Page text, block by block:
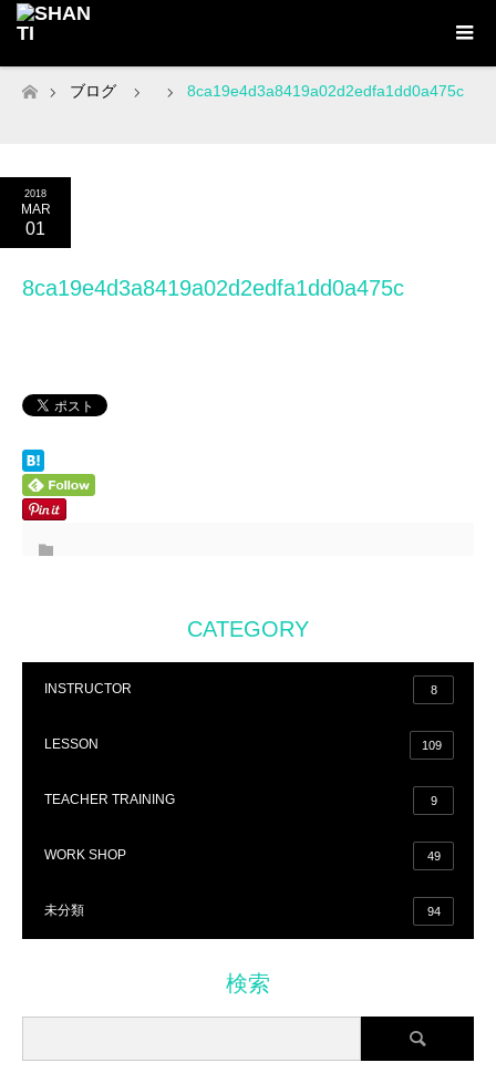
ホーム
ブログ 8ca19e4d3a8419a02d2edfa1dd0a475c
2018
MAR
01
8ca19e4d3a8419a02d2edfa1dd0a475c
CATEGORY
INSTRUCTOR 8
LESSON 109
TEACHER TRAINING 9
WORK SHOP 49
未分類 94
検索